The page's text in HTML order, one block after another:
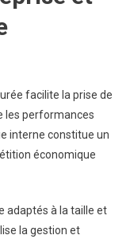
facilite la prise de
les performances
interne constitue un
économique
adaptés à la taille et
la gestion et